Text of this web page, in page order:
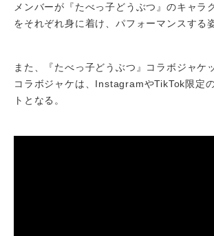
メンバーが『たべっ子どうぶつ』のキャラ
をそれぞれ身に着け、パフォーマンスする
また、『たべっ子どうぶつ』コラボジャケ
コラボジャケは、InstagramやTikTok限定
トとなる。